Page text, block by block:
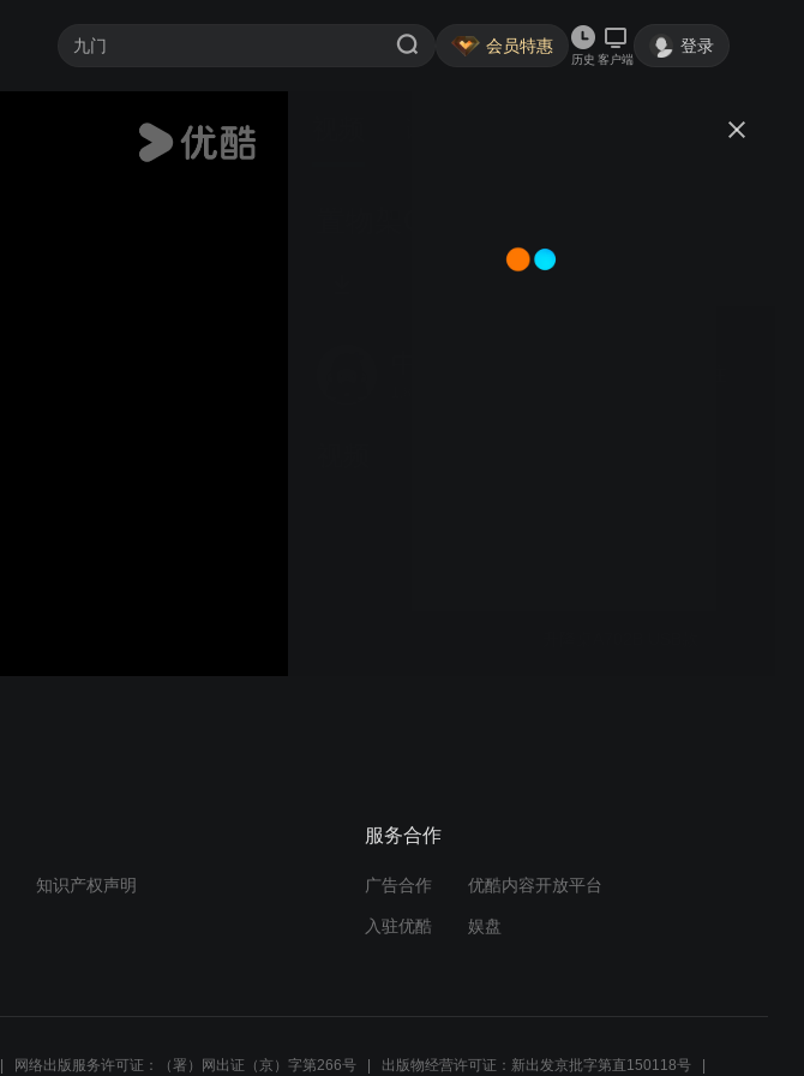
会员特惠
历史 客户端
登录
柜
知识产权声明
服务合作
广告合作 优酷内容开放平台
入驻优酷 娱盘
网络出版服务许可证：（署）网出证（京）字第266号 出版物经营许可证：新出发京批字第直150118号